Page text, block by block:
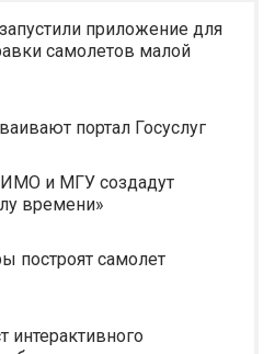
приложение для
самолетов малой
портал Госуслуг
и МГУ создадут
времени»
построят самолет
интерактивного